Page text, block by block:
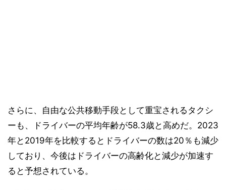
さらに、自由な公共移動手段として重宝されるタクシ
ーも、ドライバーの平均年齢が58.3歳と高めだ。2023
年と2019年を比較するとドライバーの数は20％も減少
しており、今後はドライバーの高齢化と減少が加速す
ると予想されている。